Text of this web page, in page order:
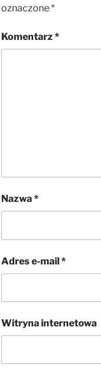
oznaczone*
Komentarz *
Nazwa*
Adres e-mail*
Witryna internetowa